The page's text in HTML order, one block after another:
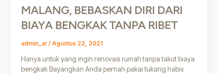
MALANG, BEBASKAN DIRI DARI
BIAYA BENGKAK TANPA RIBET
admin_ar / Agustus 22, 2021
Hanya untuk yang ingin renovasi rumah tanpa takut biaya
bengkak Bayangkan Anda pernah pakai tukang habis